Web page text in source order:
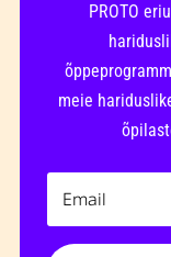
PROTO
meie